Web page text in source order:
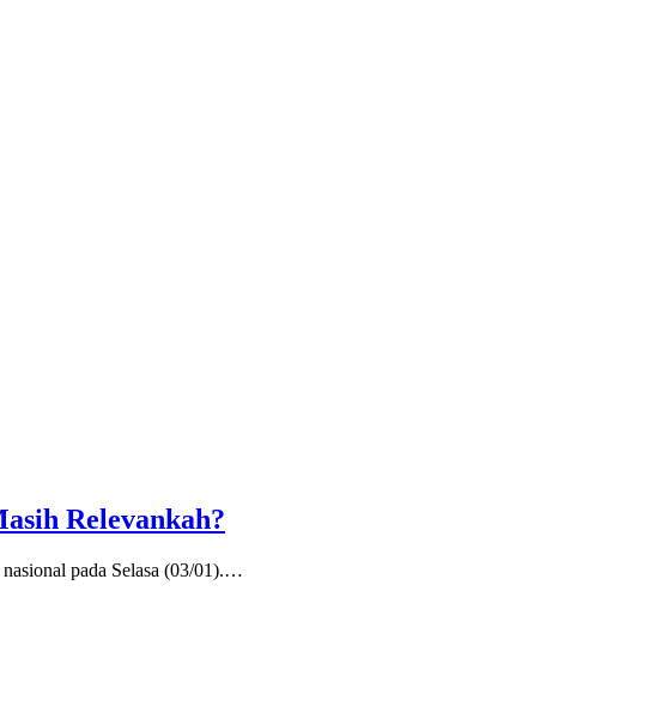
Relevankah?
pada Selasa (03/01).…